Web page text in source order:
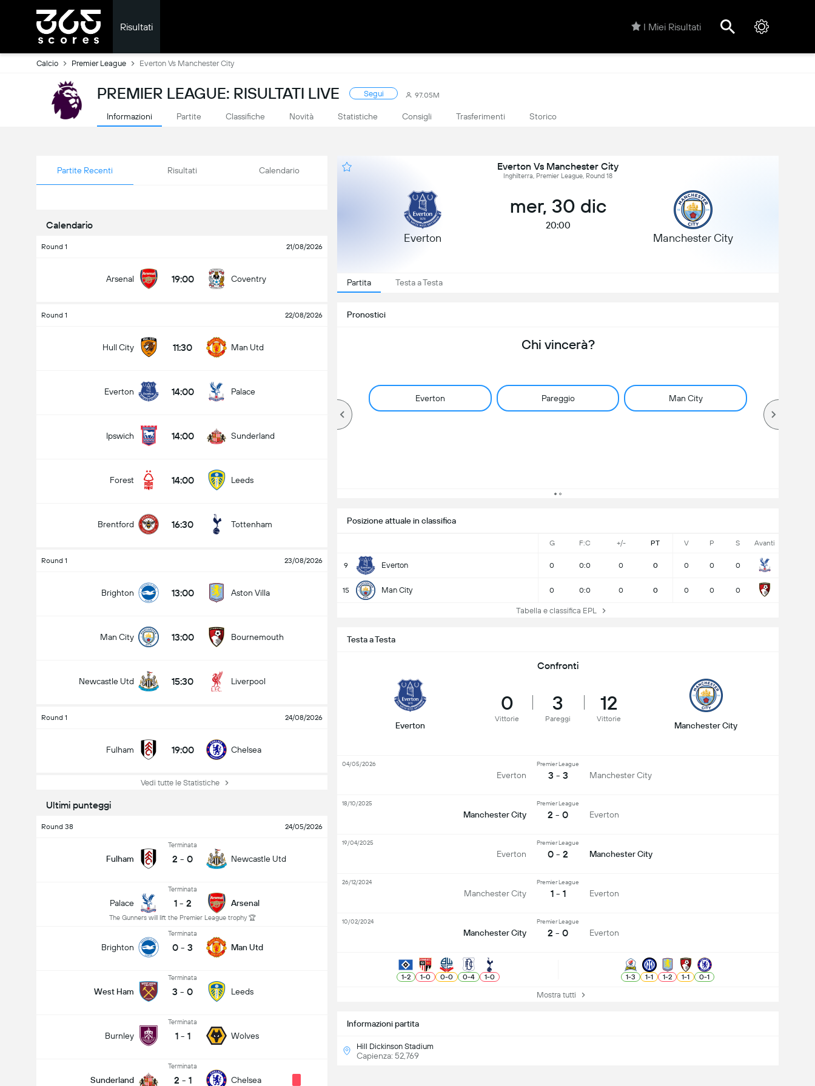
Risultati I Miei Risultati
Calcio Premier League Everton Vs Manchester City
PREMIER LEAGUE: RISULTATI LIVE Segui 97.05M
Informazioni Partite Classifiche Novità Statistiche Consigli Trasferimenti Storico
Partite Recenti Risultati Calendario
Calendario
Round 1 21/08/2026
Arsenal 19:00 Coventry
Round 1 22/08/2026
Hull City 11:30 Man Utd
Everton 14:00 Palace
Ipswich 14:00 Sunderland
Forest 14:00 Leeds
Brentford 16:30 Tottenham
Round 1 23/08/2026
Brighton 13:00 Aston Villa
Man City 13:00 Bournemouth
Newcastle Utd 15:30 Liverpool
Round 1 24/08/2026
Fulham 19:00 Chelsea
Vedi tutte le Statistiche
Ultimi punteggi
Round 38 24/05/2026
Fulham
Terminata
2 - 0 Newcastle Utd
Palace
Terminata
1 - 2
The Gunners will lift the Premier League trophy 🏆
Arsenal
Brighton
Terminata
0 - 3 Man Utd
West Ham
Terminata
3 - 0 Leeds
Burnley
Terminata
1 - 1 Wolves
Sunderland
Terminata
2 - 1 Chelsea
Everton Vs Manchester City
Inghilterra, Premier League, Round 18
Everton
mer, 30 dic
20:00
Manchester City
Partita Testa a Testa
Pronostici
Chi vincerà?
Everton Pareggio Man City
Numero totale di goal nella partita (2.5)
Più di
Posizione attuale in classifica
G F:C +/- PT V P S Avanti
9 Everton 0 0:0 0 0 0 0 0
15 Man City 0 0:0 0 0 0 0 0
Tabella e classifica EPL
Informazioni partita
Hill Dickinson Stadium
Capienza: 52,769
Testa a Testa
Confronti
Everton
0
Vittorie
3
Pareggi
12
Vittorie
Manchester City
Everton
Premier League
3 - 3 Manchester City
04/05/2026
Manchester City
Premier League
2 - 0 Everton
18/10/2025
Everton
Premier League
0 - 2 Manchester City
19/04/2025
Manchester City
Premier League
1 - 1 Everton
26/12/2024
Manchester City
Premier League
2 - 0 Everton
10/02/2024
1-2 1-0 0-0 0-4 1-0 1-3 1-1 1-2 1-1 0-1
Mostra tutti